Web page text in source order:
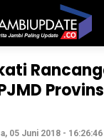
05 Juni 2018 - 16:26:46